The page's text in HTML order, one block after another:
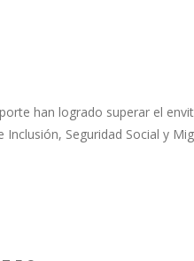
han logrado superar el
Seguridad Social y